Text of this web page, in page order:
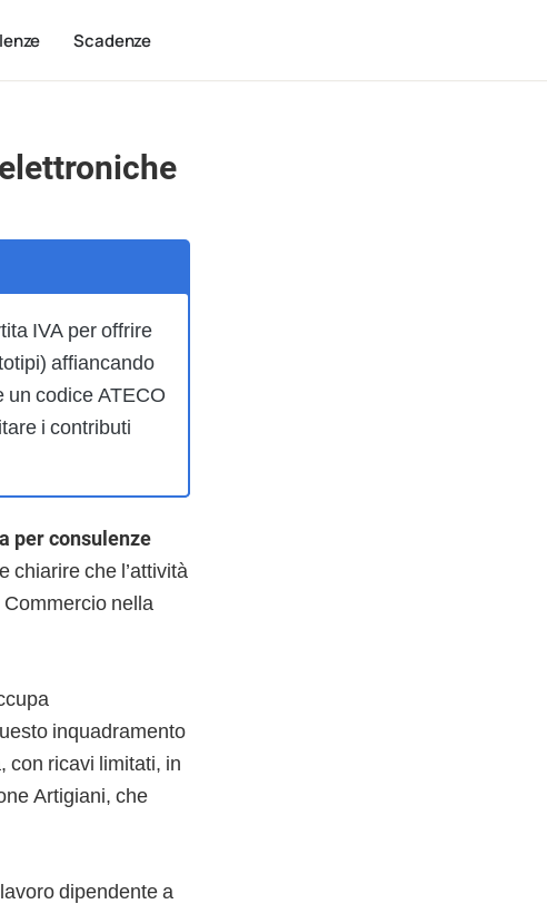
Scadenze
IVA per offrire
affiancando
un codice ATECO
i contributi
per consulenze
chiarire che l’attività
nella
inquadramento
con ricavi limitati, in
Artigiani, che
dipendente a